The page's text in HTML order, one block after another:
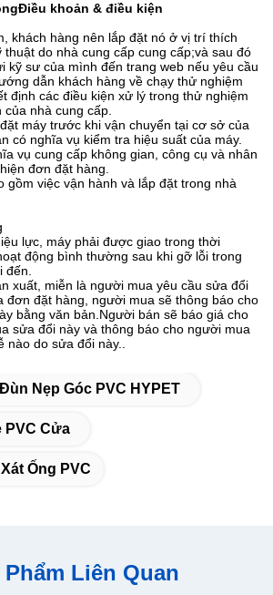
Điều khoản & điều kiện
khách hàng nên lắp đặt nó ở vị trí thích
thuật do nhà cung cấp cung cấp;và sau đó
kỹ sư của mình đến trang web nếu yêu cầu
dẫn khách hàng về chạy thử nghiệm
định các điều kiện xử lý trong thử nghiệm
nhà cung cấp.
máy trước khi vận chuyển tại cơ sở của
có nghĩa vụ kiểm tra hiệu suất của máy.
vụ cung cấp không gian, công cụ và nhân
đơn đặt hàng.
gồm việc vận hành và lắp đặt trong nhà
lực, máy phải được giao trong thời
động bình thường sau khi gỡ lỗi trong
đến.
xuất, miễn là người mua yêu cầu sửa đổi
đơn đặt hàng, người mua sẽ thông báo cho
bằng văn bản.Người bán sẽ báo giá cho
sửa đổi này và thông báo cho người mua
do sửa đổi này..
Nẹp Góc PVC HYPET
PVC Cửa
Ống PVC
Phẩm Liên Quan